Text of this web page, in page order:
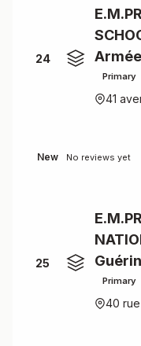
24
Armée
Primary
41
New No reviews yet
25
Guérin
Primary
40